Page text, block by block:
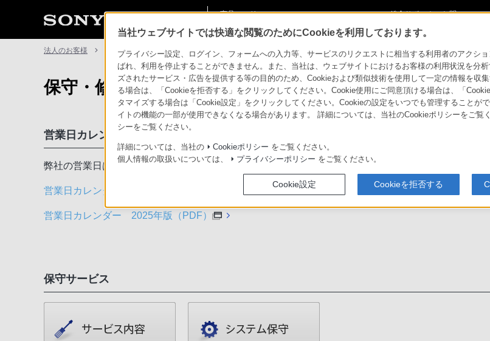
商品・ソリューショ
ン情報
総合サポート・お問
法人のお客様 サポート・お問い合わせ 保守・修理について
保守・修理について
営業日カレンダー
弊社の営業日は、以下のカレンダーのとおりとさせていただきます。
営業日カレンダー 2026年版（PDF）
営業日カレンダー 2025年版（PDF）
保守サービス
当社ウェブサイトでは快適な閲覧のためにCookieを利用しております。
プライバシー設定、ログイン、フォームへの入力等、サービスのリクエストに相当する利用者のアクシ
ばれ、利用を停止することができません。また、当社は、ウェブサイトにおけるお客様の利用状況を分
ズされたサービス・広告を提供する等の目的のため、Cookieおよび類似技術を使用して一定の情報を収
る場合は、「Cookieを拒否する」をクリックしてください。Cookie使用にご同意頂ける場合は、「
タマイズする場合は「Cookie設定」をクリックしてください。Cookieの設定をいつでも管理することが
イトの機能の一部が使用できなくなる場合があります。 詳細については、当社のCookieポリシーをご覧
シーをご覧ください。
詳細については、当社の Cookieポリシー をご覧ください。
個人情報の取扱いについては、
プライバシーポリシー をご覧ください。
Cookie設定 Cookieを拒否する